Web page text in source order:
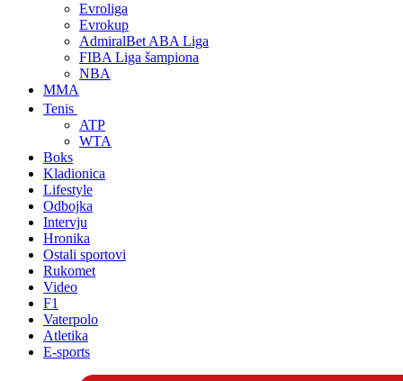
Evroliga
Evrokup
AdmiralBet ABA Liga
FIBA Liga šampiona
NBA
MMA
Tenis
ATP
WTA
Boks
Kladionica
Lifestyle
Odbojka
Intervju
Hronika
Ostali sportovi
Rukomet
Video
F1
Vaterpolo
Atletika
E-sports